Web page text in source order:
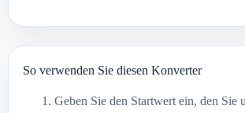
So verwenden Sie diesen Konverter
Geben Sie den Startwert ein, den Sie